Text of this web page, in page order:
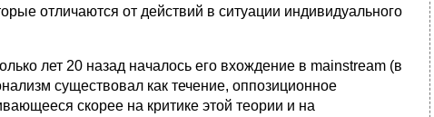
отличаются от действий в ситуации индивидуального
лет 20 назад началось его вхождение в mainstream (в
существовал как течение, оппозиционное
скорее на критике этой теории и на